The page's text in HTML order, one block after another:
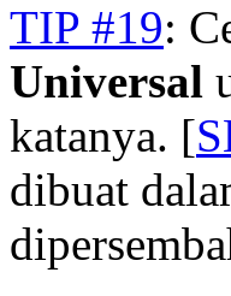
TIP #19:
Universal
katanya. [
dibuat